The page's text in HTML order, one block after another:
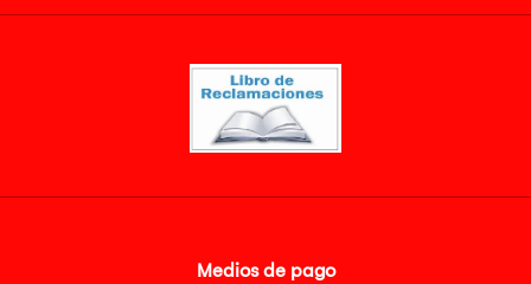
Medios de pago